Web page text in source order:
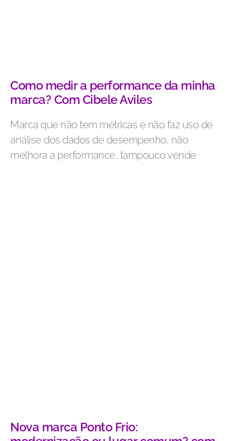
Como medir a performance da minha
marca? Com Cibele Aviles
Marca que não tem métricas e não faz uso de
análise dos dados de desempenho, não
melhora a performance, tampouco vende
Nova marca Ponto Frio: